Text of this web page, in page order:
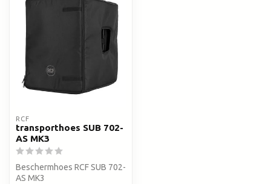
RCF
transporthoes SUB 702-
AS MK3
Beschermhoes RCF SUB 702-
AS MK3